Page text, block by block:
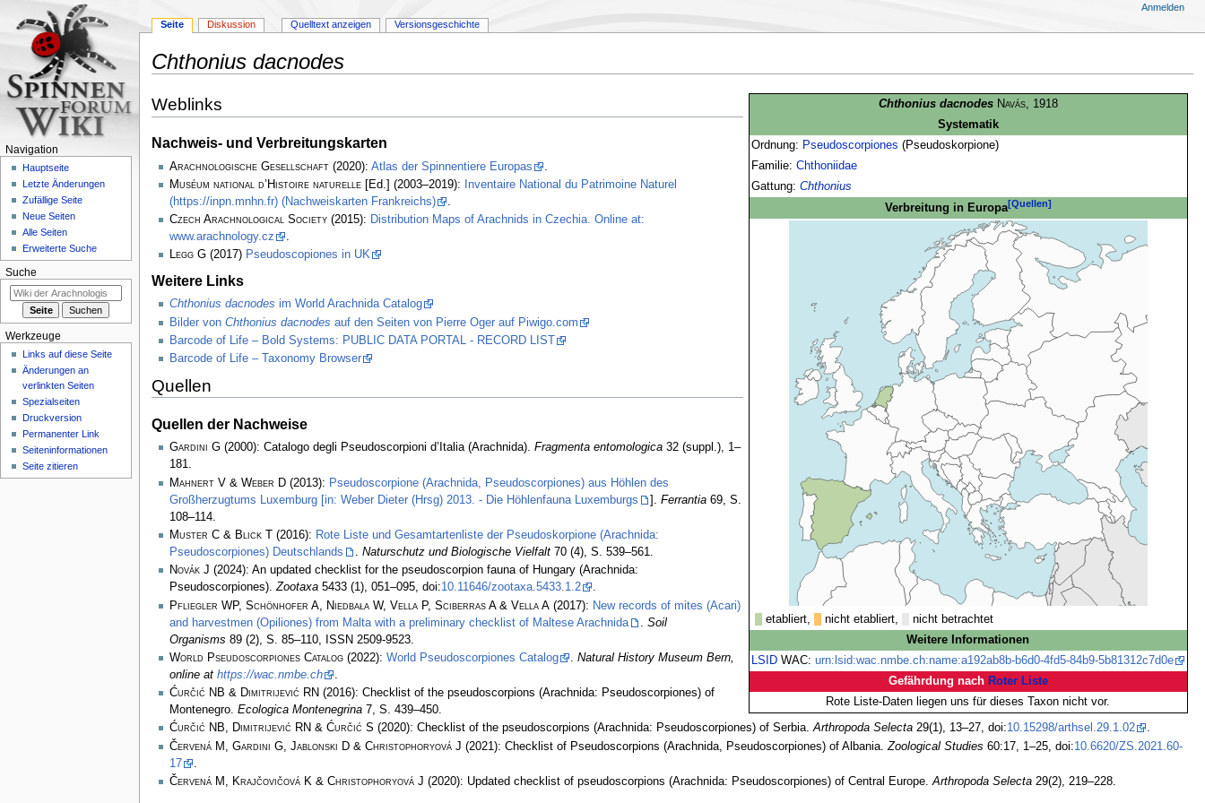
Chthonius dacnodes
Navigation
Suche
Chthonius dacnodes Navás, 1918
Systematik
Ordnung: Pseudoscorpiones (Pseudoskorpione)
Familie: Chthoniidae
Gattung: Chthonius
Verbreitung in Europa[Quellen]
etabliert, nicht etabliert,
nicht betrachtet
Weitere Informationen
LSIDWAC: urn:lsid:wac.nmbe.ch:name:a192ab8b-b6d0-4fd5-84b9-5b81312c7d0e
Gefährdung nach Roter Liste
Rote Liste-Daten liegen uns für dieses Taxon nicht vor.
Weblinks
Nachweis- und Verbreitungskarten
Arachnologische Gesellschaft(2020): Atlas der Spinnentiere Europas
Muséum national d’Histoire naturelle[Ed.] (2003–2019):
Inventaire National du Patrimoine Naturel
(https://inpn.mnhn.fr) (Nachweiskarten Frankreichs)
.
Czech Arachnological Society(2015): Distribution Maps of Arachnids in Czechia. Online at:
www.arachnology.cz
.
LeggG (2017) Pseudoscopiones in UK
Weitere Links
Chthonius dacnodes im World Arachnida Catalog
Bilder von Chthonius dacnodes auf den Seiten von Pierre Oger auf Piwigo.com
Barcode of Life – Bold Systems: PUBLIC DATA PORTAL - RECORD LIST
Barcode of Life – Taxonomy Browser
Quellen
Quellen der Nachweise
Gardini G(2000): Catalogo degli Pseudoscorpioni d’Italia (Arachnida). Fragmenta entomologica32 (suppl.), 1–
181.
Mahnert V & Weber D(2013): Pseudoscorpione (Arachnida, Pseudoscorpiones) aus Höhlen des
Großherzugtums Luxemburg [in: Weber Dieter (Hrsg) 2013. - Die Höhlenfauna Luxemburgs
]. Ferrantia69, S.
108–114.
Muster C & Blick T
(2016): Rote Liste und Gesamtartenliste der Pseudoskorpione (Arachnida:
Pseudoscorpiones) Deutschlands
. Naturschutz und Biologische Vielfalt70 (4), S. 539–561.
Novák J (2024): An updated checklist for the pseudoscorpion fauna of Hungary (Arachnida:
Pseudoscorpiones).Zootaxa5433 (1), 051–095, doi:10.11646/zootaxa.5433.1.2
.
Pfliegler WP, Schönhofer A, Niedbała W, Vella P, Sciberras A & Vella A(2017): New records of mites (Acari)
and harvestmen (Opiliones) from Malta with a preliminary checklist of Maltese Arachnida
Soil
Organisms 89 (2), S. 85–110, ISSN 2509-9523.
World Pseudoscorpiones Catalog(2022): World Pseudoscorpiones Catalog
Natural History Museum Bern,
online at https://wac.nmbe.ch
Ćurčić NB & Dimitrijević RN (2016): Checklist of the pseudoscorpions (Arachnida: Pseudoscorpiones) of
Montenegro. Ecologica Montenegrina7, S. 439–450.
Ćurčić NB, Dimitrijević RN & Ćurčić S (2020): Checklist of the pseudoscorpions (Arachnida: Pseudoscorpiones) of Serbia.Arthropoda Selecta29(1), 13–27, doi:10.15298/arthsel.29.1.02
.
Červená M, Gardini G, Jablonski D & Christophoryová J (2021): Checklist of Pseudoscorpions (Arachnida, Pseudoscorpiones) of Albania. Zoological Studies 60:17, 1–25, doi:10.6620/ZS.2021.60-
17
Červená M, Krajčovičová K & Christophoryová J (2020): Updated checklist of pseudoscorpions (Arachnida: Pseudoscorpiones) of Central Europe.Arthropoda Selecta29(2), 219–228.
Seite Diskussion Quelltext anzeigen Versionsgeschichte
Anmelden
Navigation
Hauptseite
Letzte Änderungen
Zufällige Seite
Neue Seiten
Alle Seiten
Erweiterte Suche
Suche
Werkzeuge
Links auf diese Seite
Änderungen an
verlinkten Seiten
Spezialseiten
Druckversion
Permanenter Link
Seiten­­informationen
Seite zitieren